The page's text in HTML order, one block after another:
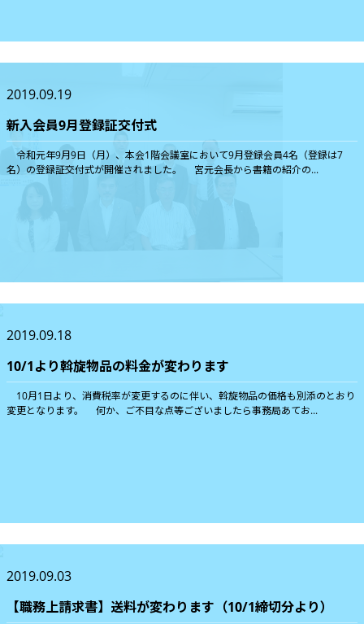
2019.09.19
新入会員9月登録証交付式
令和元年9月9日（月）、本会1階会議室において9月登録会員4名（登録は7
名）の登録証交付式が開催されました。 宮元会長から書籍の紹介の...
2019.09.18
10/1より斡旋物品の料金が変わります
10月1日より、消費税率が変更するのに伴い、斡旋物品の価格も別添のとおり
変更となります。 何か、ご不目な点等ございましたら事務局あてお...
2019.09.03
【職務上請求書】送料が変わります（10/1締切分より）